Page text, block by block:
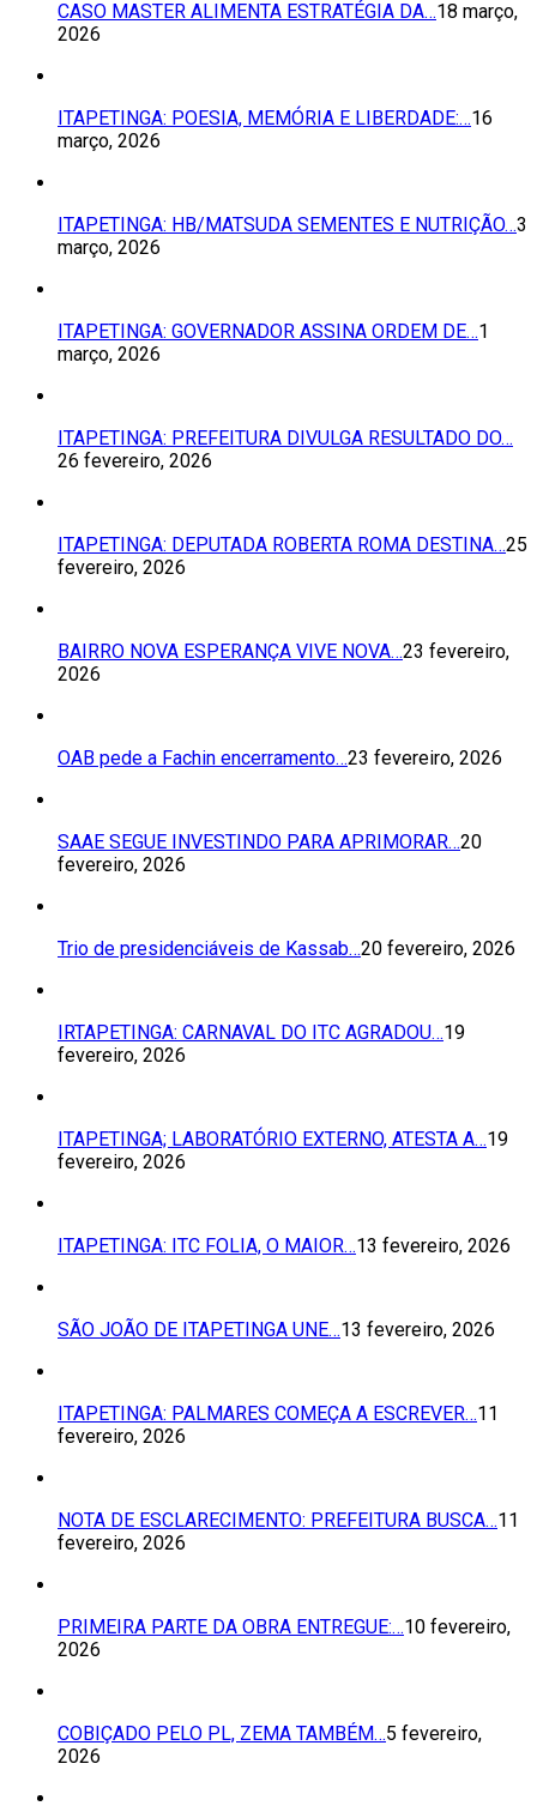
CASO MASTER ALIMENTA ESTRATÉGIA DA…18 março,
2026
ITAPETINGA: POESIA, MEMÓRIA E LIBERDADE:…16
março, 2026
ITAPETINGA: HB/MATSUDA SEMENTES E NUTRIÇÃO…3
março, 2026
ITAPETINGA: GOVERNADOR ASSINA ORDEM DE…1
março, 2026
ITAPETINGA: PREFEITURA DIVULGA RESULTADO DO…
26 fevereiro, 2026
ITAPETINGA: DEPUTADA ROBERTA ROMA DESTINA…25
fevereiro, 2026
BAIRRO NOVA ESPERANÇA VIVE NOVA…23 fevereiro,
2026
OAB pede a Fachin encerramento…23 fevereiro, 2026
SAAE SEGUE INVESTINDO PARA APRIMORAR…20
fevereiro, 2026
Trio de presidenciáveis de Kassab…20 fevereiro, 2026
IRTAPETINGA: CARNAVAL DO ITC AGRADOU…19
fevereiro, 2026
ITAPETINGA; LABORATÓRIO EXTERNO, ATESTA A…19
fevereiro, 2026
ITAPETINGA: ITC FOLIA, O MAIOR…13 fevereiro, 2026
SÃO JOÃO DE ITAPETINGA UNE…13 fevereiro, 2026
ITAPETINGA: PALMARES COMEÇA A ESCREVER…11
fevereiro, 2026
NOTA DE ESCLARECIMENTO: PREFEITURA BUSCA…11
fevereiro, 2026
PRIMEIRA PARTE DA OBRA ENTREGUE:…10 fevereiro,
2026
COBIÇADO PELO PL, ZEMA TAMBÉM…5 fevereiro,
2026